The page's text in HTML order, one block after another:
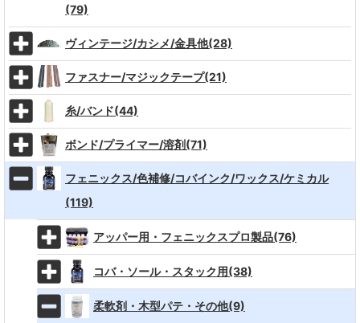
(79)
ヴィンテージ/カシメ/金具他(28)
ファスナー/マジックテープ(21)
糸/バンド(44)
ボンド/プライマー/溶剤(71)
フェニックス/色補修/コバインク/ワックス/ケミカル
(119)
アッパー用・フェニックスプロ製品(76)
コバ・ソール・スタック用(38)
柔軟剤・木型パテ・その他(9)